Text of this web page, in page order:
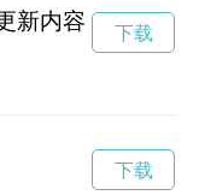
新内容 下载
下载